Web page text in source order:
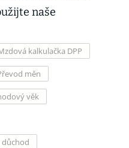
naše
kalkulačka DPP
měn
věk
důchod